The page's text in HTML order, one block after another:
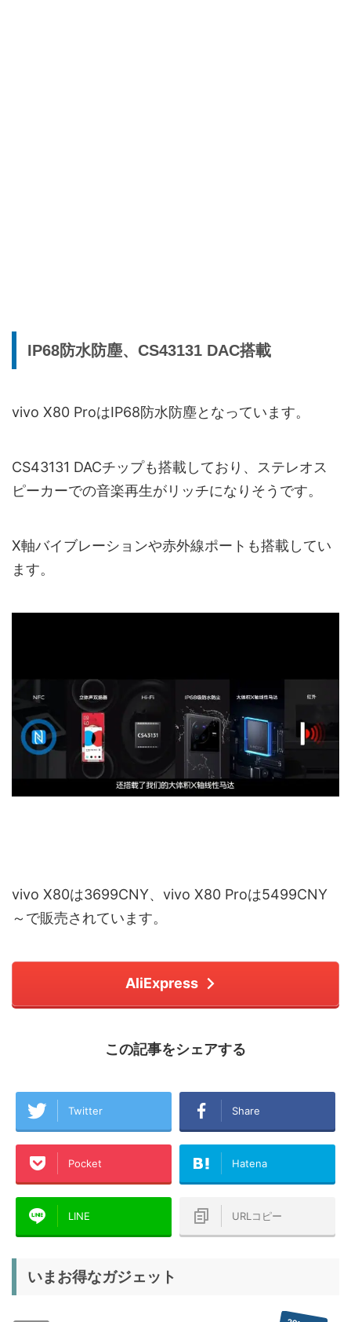
IP68防水防塵、CS43131 DAC搭載
vivo X80 ProはIP68防水防塵となっています。
CS43131 DACチップも搭載しており、ステレオス
ピーカーでの音楽再生がリッチになりそうです。
X軸バイブレーションや赤外線ポートも搭載してい
ます。
vivo X80は3699CNY、vivo X80 Proは5499CNY
～で販売されています。
AliExpress
この記事をシェアする
Twitter Share
Pocket Hatena
LINE URLコピー
いまお得なガジェット